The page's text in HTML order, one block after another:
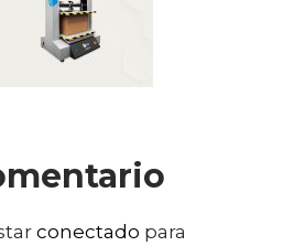
conectado para